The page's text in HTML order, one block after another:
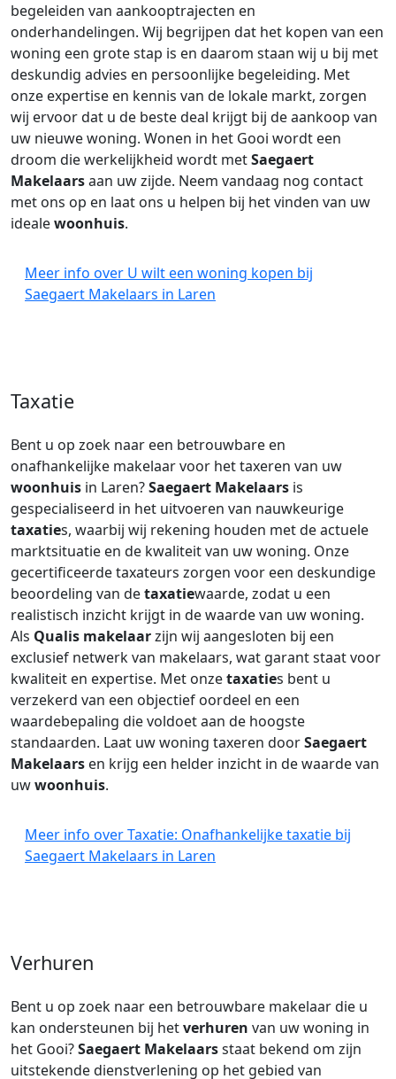
begeleiden van aankooptrajecten en
onderhandelingen. Wij begrijpen dat het kopen van een
woning een grote stap is en daarom staan wij u bij met
deskundig advies en persoonlijke begeleiding. Met
onze expertise en kennis van de lokale markt, zorgen
wij ervoor dat u de beste deal krijgt bij de aankoop van
uw nieuwe woning. Wonen in het Gooi wordt een
droom die werkelijkheid wordt metSaegaert
Makelaarsaan uw zijde. Neem vandaag nog contact
met ons op en laat ons u helpen bij het vinden van uw
idealewoonhuis.
Meer info over U wilt een woning kopen bij
Saegaert Makelaars in Laren
Taxatie
Bent u op zoek naar een betrouwbare en
onafhankelijke makelaar voor het taxeren van uw
woonhuis in Laren?Saegaert Makelaars is
gespecialiseerd in het uitvoeren van nauwkeurige
taxaties, waarbij wij rekening houden met de actuele
marktsituatie en de kwaliteit van uw woning. Onze
gecertificeerde taxateurs zorgen voor een deskundige
beoordeling van detaxatiewaarde, zodat u een
realistisch inzicht krijgt in de waarde van uw woning.
Als Qualis makelaarzijn wij aangesloten bij een
exclusief netwerk van makelaars, wat garant staat voor
kwaliteit en expertise. Met onzetaxaties bent u
verzekerd van een objectief oordeel en een
waardebepaling die voldoet aan de hoogste
standaarden. Laat uw woning taxeren doorSaegaert
Makelaars en krijg een helder inzicht in de waarde van
uwwoonhuis.
Meer info over Taxatie: Onafhankelijke taxatie bij
Saegaert Makelaars in Laren
Verhuren
Bent u op zoek naar een betrouwbare makelaar die u
kan ondersteunen bij hetverhuren van uw woning in
het Gooi?Saegaert Makelaarsstaat bekend om zijn
uitstekende dienstverlening op het gebied van